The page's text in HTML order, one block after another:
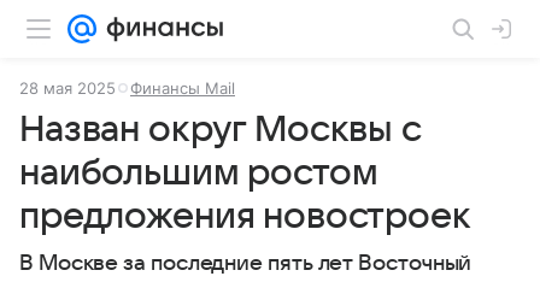
28 мая 2025 Финансы Mail
Назван округ Москвы с
наибольшим ростом
предложения новостроек
В Москве за последние пять лет Восточный